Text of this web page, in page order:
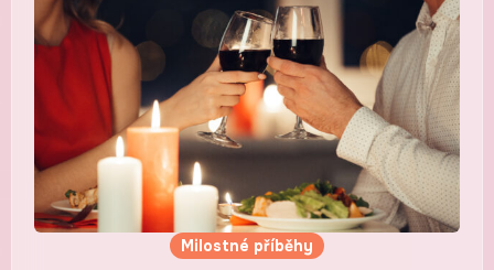
Milostné příběhy